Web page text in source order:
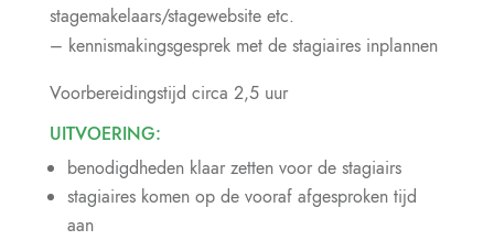
stagemakelaars/stagewebsite etc.
– kennismakingsgesprek met de stagiaires inplannen
Voorbereidingstijd circa 2,5 uur
UITVOERING:
benodigdheden klaar zetten voor de stagiairs
stagiaires komen op de vooraf afgesproken tijd
aan